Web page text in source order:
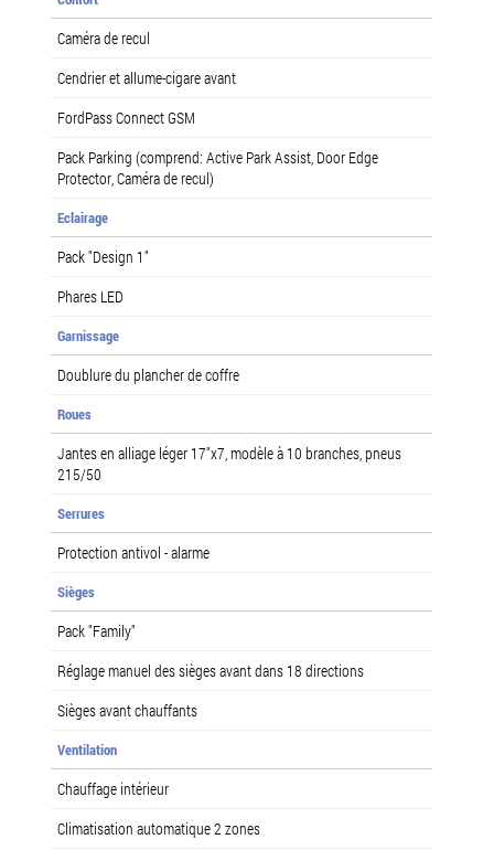
Caméra de recul
Cendrier et allume-cigare avant
FordPass Connect GSM
Pack Parking (comprend: Active Park Assist, Door Edge
Protector, Caméra de recul)
Eclairage
Pack "Design 1"
Phares LED
Garnissage
Doublure du plancher de coffre
Roues
Jantes en alliage léger 17"x7, modèle à 10 branches, pneus
215/50
Serrures
Protection antivol - alarme
Sièges
Pack "Family"
Réglage manuel des sièges avant dans 18 directions
Sièges avant chauffants
Ventilation
Chauffage intérieur
Climatisation automatique 2 zones